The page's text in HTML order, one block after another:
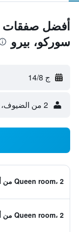
أفضل صفقات
سوركو، بيرو
ج 14/8
2 من الضيوف، غرفة واحدة
Queen room، 2 من أسرّة الكوين
Queen room، 2 من أسرّة الكوين